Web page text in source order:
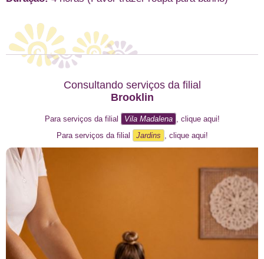
Consultando serviços da filial
Brooklin
Para serviços da filial Vila Madalena
, clique aqui!
Para serviços da filial
Jardins , clique aqui!